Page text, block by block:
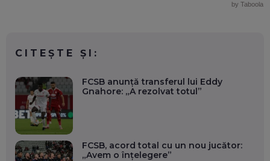
by Taboola
CITEȘTE ȘI:
FCSB anunță transferul lui Eddy
Gnahore: „A rezolvat totul”
FCSB, acord total cu un nou jucător:
„Avem o înțelegere”